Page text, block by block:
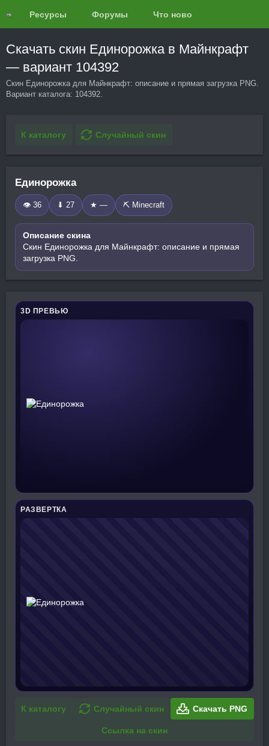
Ресурсы Форумы Что нового?
Скачать скин Единорожка в Майнкрафт
— вариант 104392
Скин Единорожка для Майнкрафт: описание и прямая загрузка PNG.
Вариант каталога: 104392.
К каталогу Случайный скин
Единорожка
👁 36 ⬇ 27 ★ — ⛏️ Minecraft
Описание скина
Скин Единорожка для Майнкрафт: описание и прямая
загрузка PNG.
3D ПРЕВЬЮ
РАЗВЕРТКА
К каталогу Случайный скин Скачать PNG
Ссылка на скин